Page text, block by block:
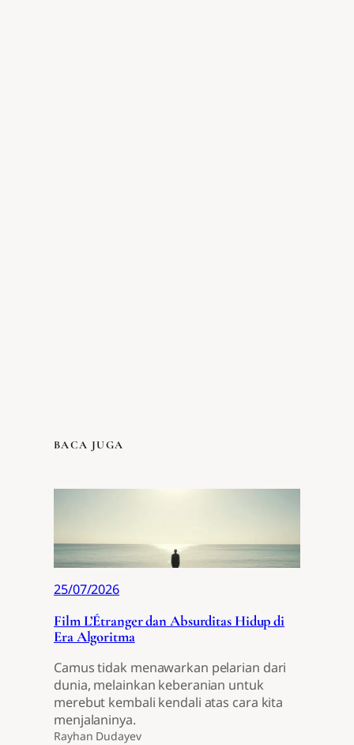
BACA JUGA
25/07/2026
Film L’Étranger dan Absurditas Hidup di
Era Algoritma
Camus tidak menawarkan pelarian dari
dunia, melainkan keberanian untuk
merebut kembali kendali atas cara kita
menjalaninya.
Rayhan Dudayev